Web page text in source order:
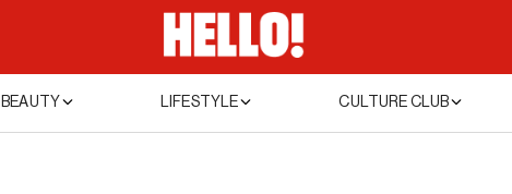
BEAUTY LIFESTYLE CULTURE CLUB